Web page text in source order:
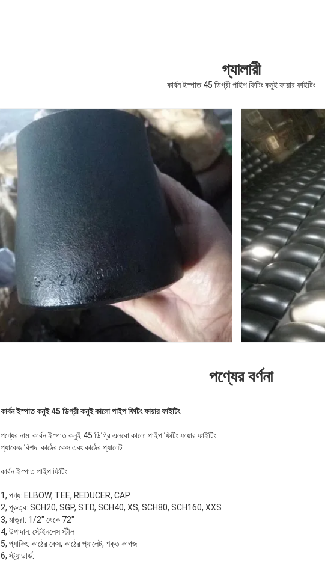
গ্যালারী
কার্বন ইস্পাত 45 ডিগ্রী পাইপ ফিটিং কনুই ফায়ার ফাইটিং
পণ্যের বর্ণনা
কার্বন ইস্পাত কনুই 45 ডিগ্রী কনুই কালো পাইপ ফিটিং ফায়ার ফাইটিং
পণ্যের নাম: কার্বন ইস্পাত কনুই 45 ডিগ্রি এলবো কালো পাইপ ফিটিং ফায়ার ফাইটিং
প্যাকেজ বিশদ: কাঠের কেস এবং কাঠের প্যালেট
কার্বন ইস্পাত পাইপ ফিটিং
1, পণ্য: ELBOW, TEE, REDUCER, CAP
2, পুরুত্ব: SCH20, SGP, STD, SCH40, XS, SCH80, SCH160, XXS
3, মাত্রা: 1/2" থেকে 72"
4, উপাদান: স্টেইনলেস স্টীল
5, প্যাকিং: কাঠের কেস, কাঠের প্যালেট, শক্ত কাগজ
6, স্ট্যান্ডার্ড: